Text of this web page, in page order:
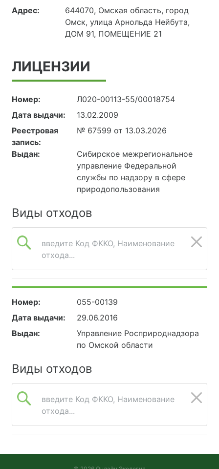
Адрес:
644070, Омская область, город
Омск, улица Арнольда Нейбута,
ДОМ 91, ПОМЕЩЕНИЕ 21
ЛИЦЕНЗИИ
Номер:
Л020-00113-55/00018754
Дата выдачи:
13.02.2009
Реестровая
запись:
№ 67599 от 13.03.2026
Выдан:
Сибирское межрегиональное
управление Федеральной
службы по надзору в сфере
природопользования
Виды отходов
введите Код ФККО, Наименование
отхода...
Номер:
055-00139
Дата выдачи:
29.06.2016
Выдан:
Управление Росприроднадзора
по Омской области
Виды отходов
введите Код ФККО, Наименование
отхода...